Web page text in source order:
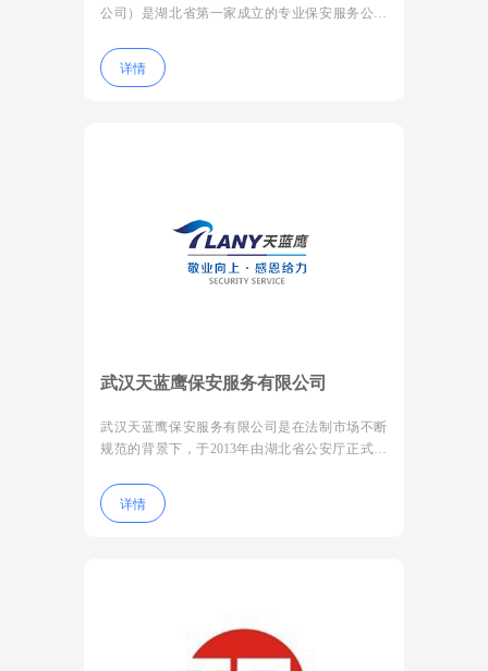
公司）是湖北省第一家成立的专业保安服务公司
改制，并入武昌区人民政府，实行国企管理运
营。
详情
武汉天蓝鹰保安服务有限公司
武汉天蓝鹰保安服务有限公司是在法制市场不断
规范的背景下，于2013年由湖北省公安厅正式批
善、设施完备、管理规范，管理团队聘请原公安
机关资深教官任总经理，拥有资深高管10余人，
详情